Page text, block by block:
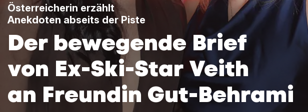
Österreicherin erzählt
Anekdoten abseits der Piste
Der bewegende Brief
von Ex-Ski-Star Veith
an Freundin Gut-Behrami